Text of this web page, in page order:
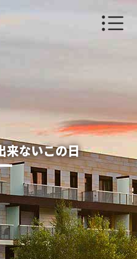
来ないこの日